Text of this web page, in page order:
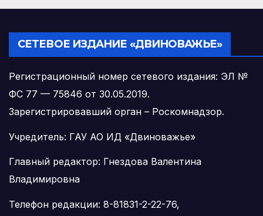
СЕТЕВОЕ ИЗДАНИЕ «ДВИНОВАЖЬЕ»
Регистрационный номер сетевого издания: ЭЛ №
ФС 77 — 75846 от 30.05.2019.
Зарегистрировавший орган – Роскомнадзор.
Учредитель: ГАУ АО ИД «Двиноважье»
Главный редактор: Гнездова Валентина
Владимировна
Телефон редакции: 8-81831-2-22-76,